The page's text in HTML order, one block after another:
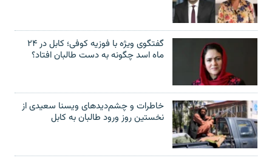
گفتگوی ویژه با فوزیه کوفی؛ کابل در ۲۴
ماه اسد چگونه به دست طالبان افتاد؟
خاطرات و چشم‌دید‌های ویسنا سعیدی از
نخستین روز ورود طالبان به کابل